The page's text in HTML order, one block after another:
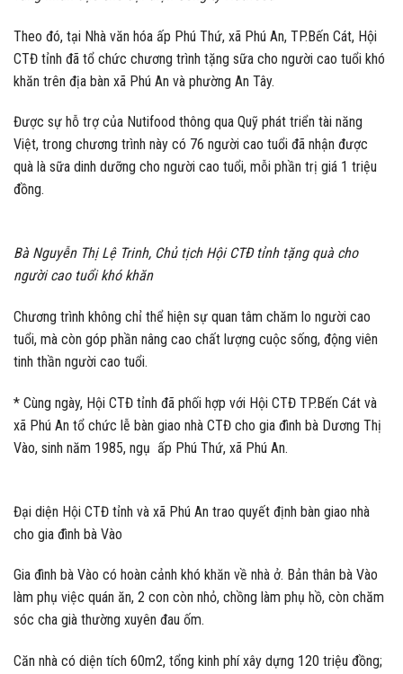
Theo đó, tại Nhà văn hóa ấp Phú Thứ, xã Phú An, TP.Bến Cát, Hội
CTĐ tỉnh đã tổ chức chương trình tặng sữa cho người cao tuổi khó
khăn trên địa bàn xã Phú An và phường An Tây.
Được sự hỗ trợ của Nutifood thông qua Quỹ phát triển tài năng
Việt, trong chương trình này có 76 người cao tuổi đã nhận được
quà là sữa dinh dưỡng cho người cao tuổi, mỗi phần trị giá 1 triệu
đồng.
Bà Nguyễn Thị Lệ Trinh, Chủ tịch Hội CTĐ tỉnh tặng quà cho
người cao tuổi khó khăn
Chương trình không chỉ thể hiện sự quan tâm chăm lo người cao
tuổi, mà còn góp phần nâng cao chất lượng cuộc sống, động viên
tinh thần người cao tuổi.
* Cùng ngày, Hội CTĐ tỉnh đã phối hợp với Hội CTĐ TP.Bến Cát và
xã Phú An tổ chức lễ bàn giao nhà CTĐ cho gia đình bà Dương Thị
Vào, sinh năm 1985, ngụ ấp Phú Thứ, xã Phú An.
Đại diện Hội CTĐ tỉnh và xã Phú An trao quyết định bàn giao nhà
cho gia đình bà Vào
Gia đình bà Vào có hoàn cảnh khó khăn về nhà ở. Bản thân bà Vào
làm phụ việc quán ăn, 2 con còn nhỏ, chồng làm phụ hồ, còn chăm
sóc cha già thường xuyên đau ốm.
Căn nhà có diện tích 60m2, tổng kinh phí xây dựng 120 triệu đồng;